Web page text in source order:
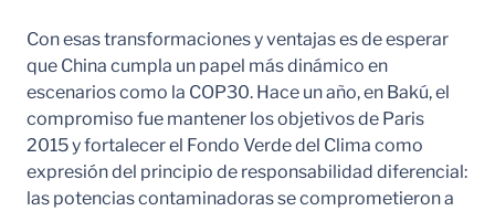
Con esas transformaciones y ventajas es de esperar
que China cumpla un papel más dinámico en
escenarios como la COP30. Hace un año, en Bakú, el
compromiso fue mantener los objetivos de Paris
2015 y fortalecer el Fondo Verde del Clima como
expresión del principio de responsabilidad diferencial:
las potencias contaminadoras se comprometieron a